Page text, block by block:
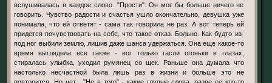
вслушивалась в каждое слово. "Прости". Он мог бы больше ничего не
говорить. Чувство радости и счастья ушло окончательно, девушка уже
понимала, что ей ответят - сама так говорила не раз. А вот теперь ей
придется почувствовать на себе, что такое отказ. Больно. Как будто из-
под ног выбили землю, лишив даже шанса удержаться. Она еще какое-то
время выглядела все также - вот только гасли огоньки в глазах,
стиралась улыбка, уходил румянец со щек. Раньше она думала что
настолько несчастной была лишь раз в жизни и больше это не
повторится. Но нет... "Не в того" - какие глупые слова, разве ее кто-то